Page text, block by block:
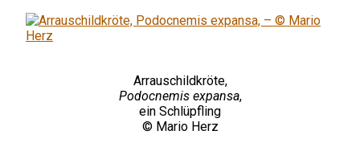
Arrauschildkröte,
Podocnemis expansa,
ein Schlüpfling
© Mario Herz